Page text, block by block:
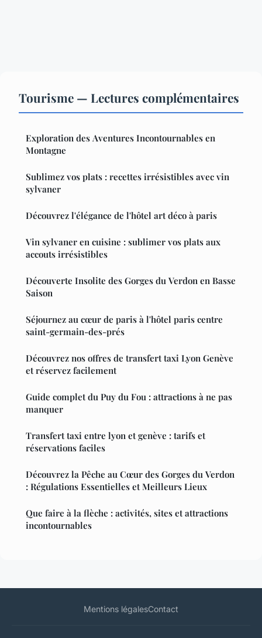
Tourisme — Lectures complémentaires
Exploration des Aventures Incontournables en
Montagne
Sublimez vos plats : recettes irrésistibles avec vin
sylvaner
Découvrez l'élégance de l'hôtel art déco à paris
Vin sylvaner en cuisine : sublimer vos plats aux
accouts irrésistibles
Découverte Insolite des Gorges du Verdon en Basse
Saison
Séjournez au cœur de paris à l'hôtel paris centre
saint-germain-des-prés
Découvrez nos offres de transfert taxi Lyon Genève
et réservez facilement
Guide complet du Puy du Fou : attractions à ne pas
manquer
Transfert taxi entre lyon et genève : tarifs et
réservations faciles
Découvrez la Pêche au Cœur des Gorges du Verdon
: Régulations Essentielles et Meilleurs Lieux
Que faire à la flèche : activités, sites et attractions
incontournables
Mentions légalesContact